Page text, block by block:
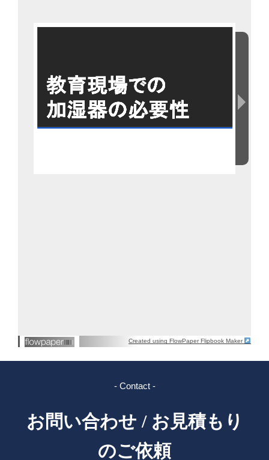
Created using FlowPaper Flipbook Maker
- Contact -
お問い合わせ / お見積もり
のご依頼